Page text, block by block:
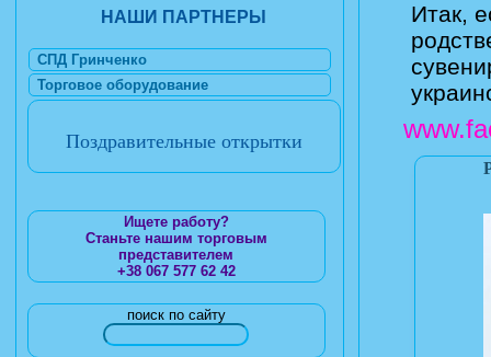
Итак,
НАШИ ПАРТНЕРЫ
СПД Гринченко
Торговое оборудование
Поздравительные открытки
Ищете работу?
Станьте нашим торговым
представителем
+38 067 577 62 42
поиск по сайту